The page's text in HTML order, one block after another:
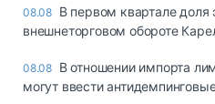
08.08 В первом квартале доля
внешнеторговом обороте
08.08 В отношении импорта
могут ввести